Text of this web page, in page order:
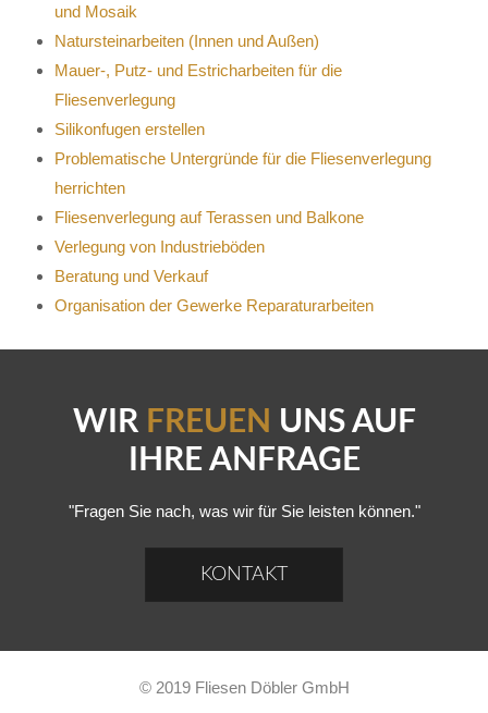
und Mosaik
Natursteinarbeiten (Innen und Außen)
Mauer-, Putz- und Estricharbeiten für die
Fliesenverlegung
Silikonfugen erstellen
Problematische Untergründe für die Fliesenverlegung
herrichten
Fliesenverlegung auf Terassen und Balkone
Verlegung von Industrieböden
Beratung und Verkauf
Organisation der Gewerke Reparaturarbeiten
WIR FREUEN UNS AUF
IHRE ANFRAGE
"Fragen Sie nach, was wir für Sie leisten können."
KONTAKT
© 2019 Fliesen Döbler GmbH